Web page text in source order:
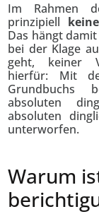
Im Rahmen
prinzipiell
Das hängt
bei der Klage
geht, keiner
hierfür: Mit
Grundbuchs
absoluten
absoluten
unterworfen.
Warum